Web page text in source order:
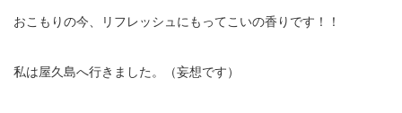
おこもりの今、リフレッシュにもってこいの香りです！！
私は屋久島へ行きました。（妄想です）